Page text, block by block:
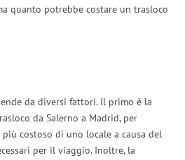
quanto potrebbe costare un trasloco
da diversi fattori. Il primo è la
da Salerno a Madrid, per
più costoso di uno locale a causa del
per il viaggio. Inoltre, la